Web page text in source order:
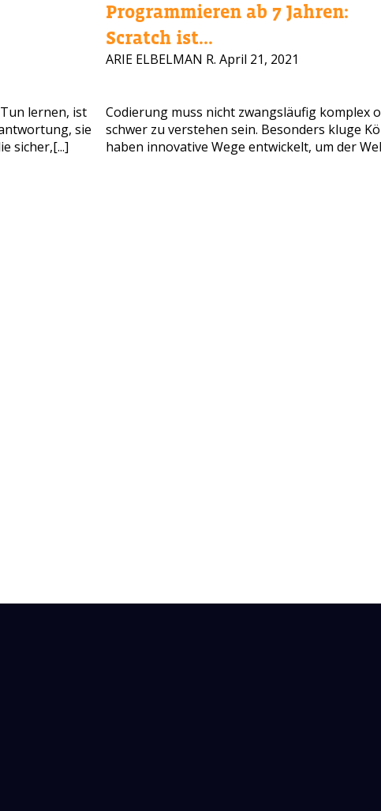
lernen, ist
sie
sicher,[...]
Programmieren ab 7 Jahren:
Scratch ist...
ARIE ELBELMAN R. April 21, 2021
Codierung muss nicht zwangsläufig komplex
schwer zu verstehen sein. Besonders kluge
haben innovative Wege entwickelt, um der
HILFE BEI DER KURSAUSWAHL?
Daten und wir melden uns bald zurück!
Alter Ihres Kindes
Alter Ihres Kindes